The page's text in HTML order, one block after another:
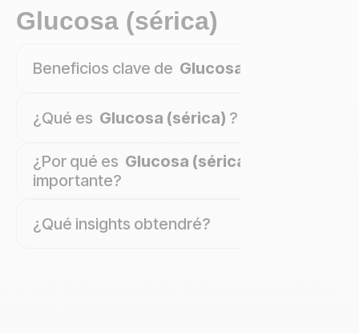
Glucosa (sérica)
Beneficios clave de Glucosa (sérica)
¿Qué es Glucosa (sérica) ?
¿Por qué es Glucosa (sérica)
importante?
¿Qué insights obtendré?